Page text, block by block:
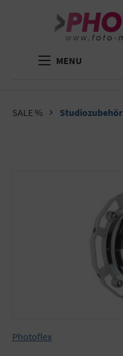
MENU
SALE % Studiozubehör
Photoflex